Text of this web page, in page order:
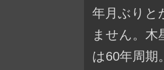
年月ぶりと
ません。木
は60年周期